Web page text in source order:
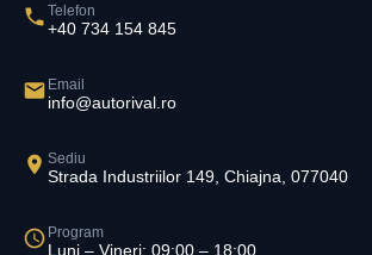
Telefon
+40 734 154 845
Email
info@autorival.ro
Sediu
Strada Industriilor 149, Chiajna, 077040
Program
Luni – Vineri: 09:00 – 18:00